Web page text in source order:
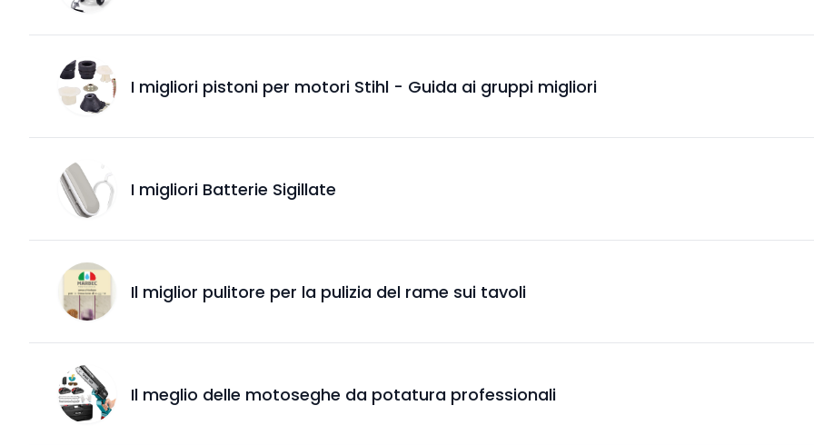
I migliori pistoni per motori Stihl - Guida ai gruppi migliori
I migliori Batterie Sigillate
Il miglior pulitore per la pulizia del rame sui tavoli
Il meglio delle motoseghe da potatura professionali